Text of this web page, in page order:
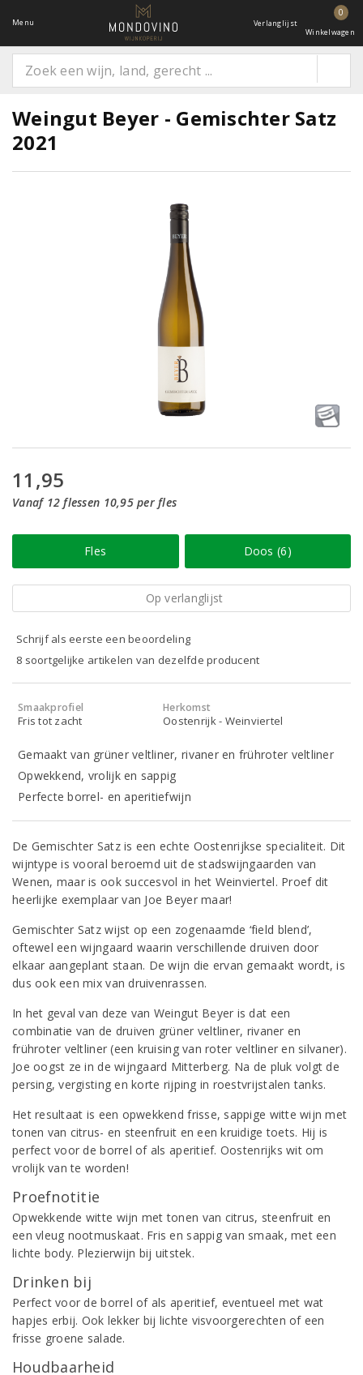
Menu Verlanglijst
0
Winkelwagen
Weingut Beyer - Gemischter Satz
2021
11,95
Vanaf 12 flessen 10,95 per fles
Fles Doos (6)
Op verlanglijst
Schrijf als eerste een beoordeling
8 soortgelijke artikelen van dezelfde producent
Smaakprofiel
Fris tot zacht
Herkomst
Oostenrijk - Weinviertel
Gemaakt van grüner veltliner, rivaner en frühroter veltliner
Opwekkend, vrolijk en sappig
Perfecte borrel- en aperitiefwijn
De Gemischter Satz is een echte Oostenrijkse specialiteit. Dit
wijntype is vooral beroemd uit de stadswijngaarden van
Wenen, maar is ook succesvol in het Weinviertel. Proef dit
heerlijke exemplaar van Joe Beyer maar!
Gemischter Satz wijst op een zogenaamde ‘field blend’,
oftewel een wijngaard waarin verschillende druiven door
elkaar aangeplant staan. De wijn die ervan gemaakt wordt, is
dus ook een mix van druivenrassen.
In het geval van deze van Weingut Beyer is dat een
combinatie van de druiven grüner veltliner, rivaner en
frühroter veltliner (een kruising van roter veltliner en silvaner).
Joe oogst ze in de wijngaard Mitterberg. Na de pluk volgt de
persing, vergisting en korte rijping in roestvrijstalen tanks.
Het resultaat is een opwekkend frisse, sappige witte wijn met
tonen van citrus- en steenfruit en een kruidige toets. Hij is
perfect voor de borrel of als aperitief. Oostenrijks wit om
vrolijk van te worden!
Proefnotitie
Opwekkende witte wijn met tonen van citrus, steenfruit en
een vleug nootmuskaat. Fris en sappig van smaak, met een
lichte body. Plezierwijn bij uitstek.
Drinken bij
Perfect voor de borrel of als aperitief, eventueel met wat
hapjes erbij. Ook lekker bij lichte visvoorgerechten of een
frisse groene salade.
Houdbaarheid